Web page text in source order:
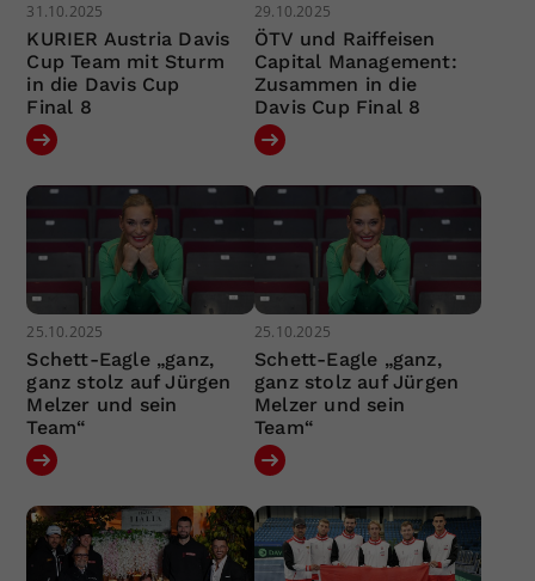
31.10.2025
KURIER Austria Davis
Cup Team mit Sturm
in die Davis Cup
Final 8
29.10.2025
ÖTV und Raiffeisen
Capital Management:
Zusammen in die
Davis Cup Final 8
25.10.2025
Schett-Eagle „ganz,
ganz stolz auf Jürgen
Melzer und sein
Team“
25.10.2025
Schett-Eagle „ganz,
ganz stolz auf Jürgen
Melzer und sein
Team“